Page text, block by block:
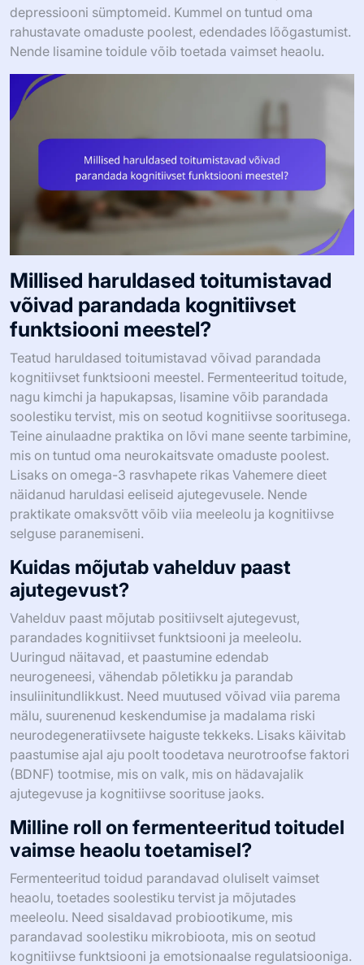
depressiooni sümptomeid. Kummel on tuntud oma
rahustavate omaduste poolest, edendades lõõgastumist.
Nende lisamine toidule võib toetada vaimset heaolu.
Millised haruldased toitumistavad
võivad parandada kognitiivset
funktsiooni meestel?
Teatud haruldased toitumistavad võivad parandada
kognitiivset funktsiooni meestel. Fermenteeritud toitude,
nagu kimchi ja hapukapsas, lisamine võib parandada
soolestiku tervist, mis on seotud kognitiivse sooritusega.
Teine ainulaadne praktika on lõvi mane seente tarbimine,
mis on tuntud oma neurokaitsvate omaduste poolest.
Lisaks on omega-3 rasvhapete rikas Vahemere dieet
näidanud haruldasi eeliseid ajutegevusele. Nende
praktikate omaksvõtt võib viia meeleolu ja kognitiivse
selguse paranemiseni.
Kuidas mõjutab vahelduv paast
ajutegevust?
Vahelduv paast mõjutab positiivselt ajutegevust,
parandades kognitiivset funktsiooni ja meeleolu.
Uuringud näitavad, et paastumine edendab
neurogeneesi, vähendab põletikku ja parandab
insuliinitundlikkust. Need muutused võivad viia parema
mälu, suurenenud keskendumise ja madalama riski
neurodegeneratiivsete haiguste tekkeks. Lisaks käivitab
paastumise ajal aju poolt toodetava neurotroofse faktori
(BDNF) tootmise, mis on valk, mis on hädavajalik
ajutegevuse ja kognitiivse soorituse jaoks.
Milline roll on fermenteeritud toitudel
vaimse heaolu toetamisel?
Fermenteeritud toidud parandavad oluliselt vaimset
heaolu, toetades soolestiku tervist ja mõjutades
meeleolu. Need sisaldavad probiootikume, mis
parandavad soolestiku mikrobioota, mis on seotud
kognitiivse funktsiooni ja emotsionaalse regulatsiooniga.